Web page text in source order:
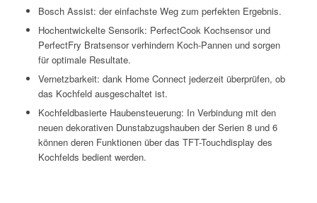
Bosch Assist: der einfachste Weg zum perfekten Ergebnis.
Hochentwickelte Sensorik: PerfectCook Kochsensor und
PerfectFry Bratsensor verhindern Koch-Pannen und sorgen
für optimale Resultate.
Vernetzbarkeit: dank Home Connect jederzeit überprüfen, ob
das Kochfeld ausgeschaltet ist.
Kochfeldbasierte Haubensteuerung: In Verbindung mit den
neuen dekorativen Dunstabzugshauben der Serien 8 und 6
können deren Funktionen über das TFT-Touchdisplay des
Kochfelds bedient werden.